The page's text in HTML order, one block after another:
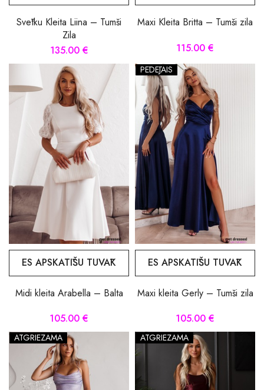
Svētku Kleita Liina – Tumši
Zila
135.00 €
Maxi Kleita Britta – Tumši zila
115.00 €
ES APSKATĪŠU TUVĀK
Midi kleita Arabella – Balta
105.00 €
PĒDĒJAIS
ES APSKATĪŠU TUVĀK
Maxi kleita Gerly – Tumši zila
105.00 €
ATGRIEZAMA ATGRIEZAMA